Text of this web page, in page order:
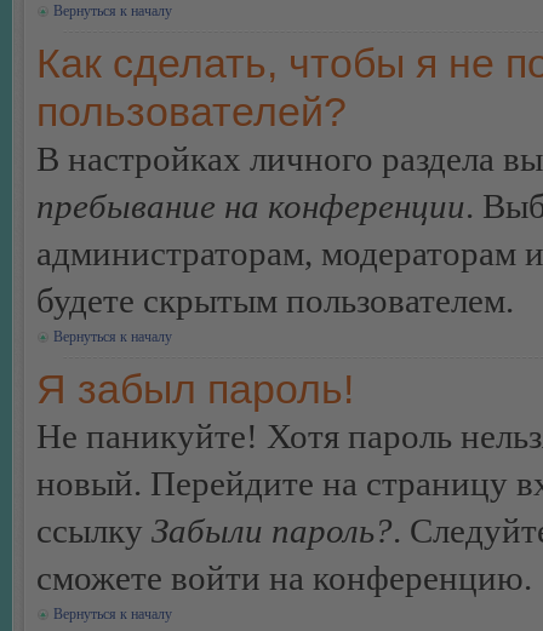
Вернуться к началу
Как сделать, чтобы я не
пользователей?
В настройках личного раздела
пребывание на конференции.
администраторам, модераторам
будете скрытым пользователем.
Вернуться к началу
Я забыл пароль!
Не паникуйте! Хотя пароль
новый. Перейдите на страницу
ссылку Забыли пароль?.
сможете войти на конференцию.
Вернуться к началу